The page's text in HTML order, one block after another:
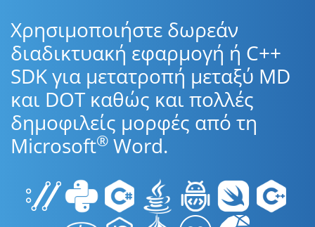
Χρησιμοποιήστε δωρεάν
διαδικτυακή εφαρμογή ή C++
SDK για μετατροπή μεταξύ MD
και DOT καθώς και πολλές
δημοφιλείς μορφές από τη
Microsoft® Word.